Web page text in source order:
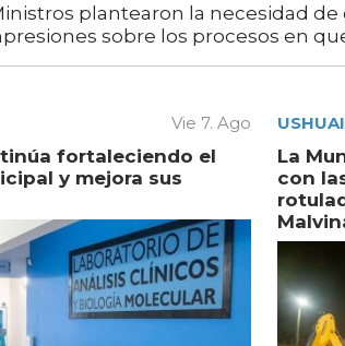
plantearon la necesidad
sobre los procesos en
Vie 7. Ago
fortaleciendo el
y mejora sus
La
con